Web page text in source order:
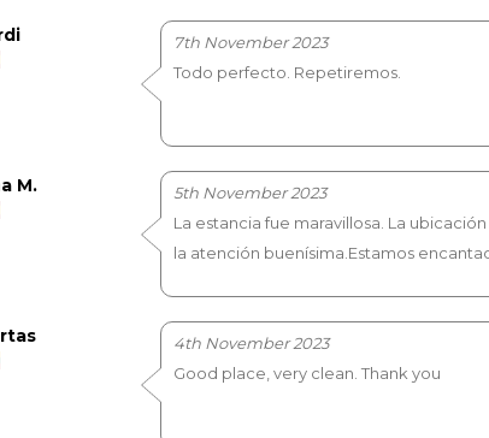
7th November 2023
Todo perfecto. Repetiremos.
M.
5th November 2023
La estancia fue maravillosa. La
la atención buenísima.Estamos
4th November 2023
Good place, very clean. Thank you